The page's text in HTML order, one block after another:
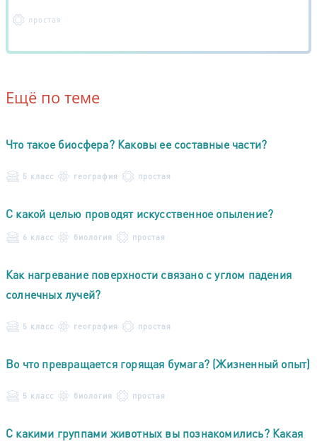
простая
Ещё по теме
Что такое биосфера? Каковы ее составные части?
5 класс география простая
С какой целью проводят искусственное опыление?
6 класс биология простая
Как нагревание поверхности связано с углом падения
солнечных лучей?
5 класс география простая
Во что превращается горящая бумага? (Жизненный опыт)
5 класс биология простая
С какими группами животных вы познакомились? Какая